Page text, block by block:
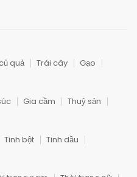
quả Trái cây
Gạo
Gia cầm
Thuỷ sản
Tinh bột
Tinh dầu